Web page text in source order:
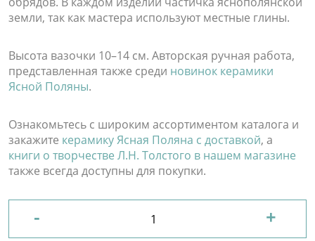
земли, так как мастера используют местные глины.
Высота вазочки 10–14 см. Авторская ручная работа,
представленная также среди новинок керамики
Ясной Поляны.
Ознакомьтесь с широким ассортиментом каталога и
закажите керамику Ясная Поляна с доставкой, а
книги о творчестве Л.Н. Толстого в нашем магазине
также всегда доступны для покупки.
- +